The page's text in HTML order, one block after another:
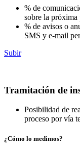
% de
sobre la próxima
% de avisos o
SMS y e-mail
Subir
Tramitación de
Posibilidad de
proceso por vía
¿Cómo lo medimos?